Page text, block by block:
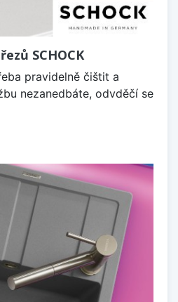
SCHOCK
pravidelně čištit a
nezanedbáte, odvděčí se